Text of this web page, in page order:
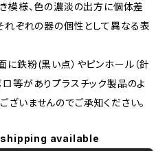
模様、色の濃淡の出方に個体差
れぞれの器の個性として異なる表
鉄粉(黒い点）やピンホール（針
等がありプラスチック製品のよ
いませんのでご承知ください。
available